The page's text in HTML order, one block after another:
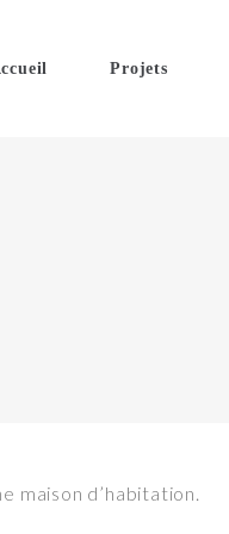
Projets
maison d’habitation.